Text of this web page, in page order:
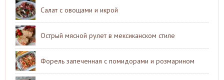
Салат с овощами и икрой
Острый мясной рулет в мексиканском стиле
Форель запеченная с помидорами и розмарином